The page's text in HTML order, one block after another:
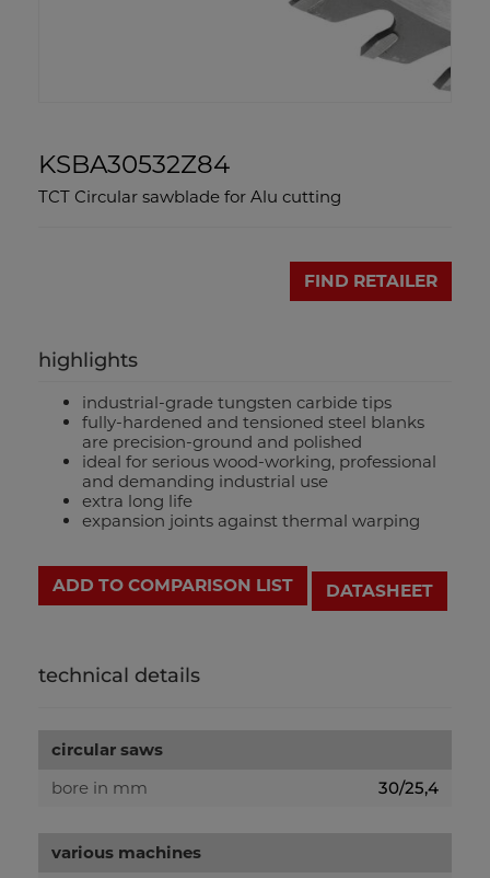
KSBA30532Z84
TCT Circular sawblade for Alu cutting
FIND RETAILER
highlights
industrial-grade tungsten carbide tips
fully-hardened and tensioned steel blanks
are precision-ground and polished
ideal for serious wood-working, professional
and demanding industrial use
extra long life
expansion joints against thermal warping
ADD TO COMPARISON LIST DATASHEET
technical details
circular saws
bore in mm
30/25,4
various machines